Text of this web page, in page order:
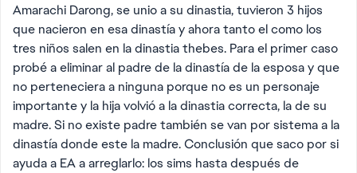
Amarachi Darong, se unio a su dinastia, tuvieron 3 hijos
que nacieron en esa dinastía y ahora tanto el como los
tres niños salen en la dinastia thebes. Para el primer caso
probé a eliminar al padre de la dinastía de la esposa y que
no perteneciera a ninguna porque no es un personaje
importante y la hija volvió a la dinastia correcta, la de su
madre. Si no existe padre también se van por sistema a la
dinastía donde este la madre. Conclusión que saco por si
ayuda a EA a arreglarlo: los sims hasta después de